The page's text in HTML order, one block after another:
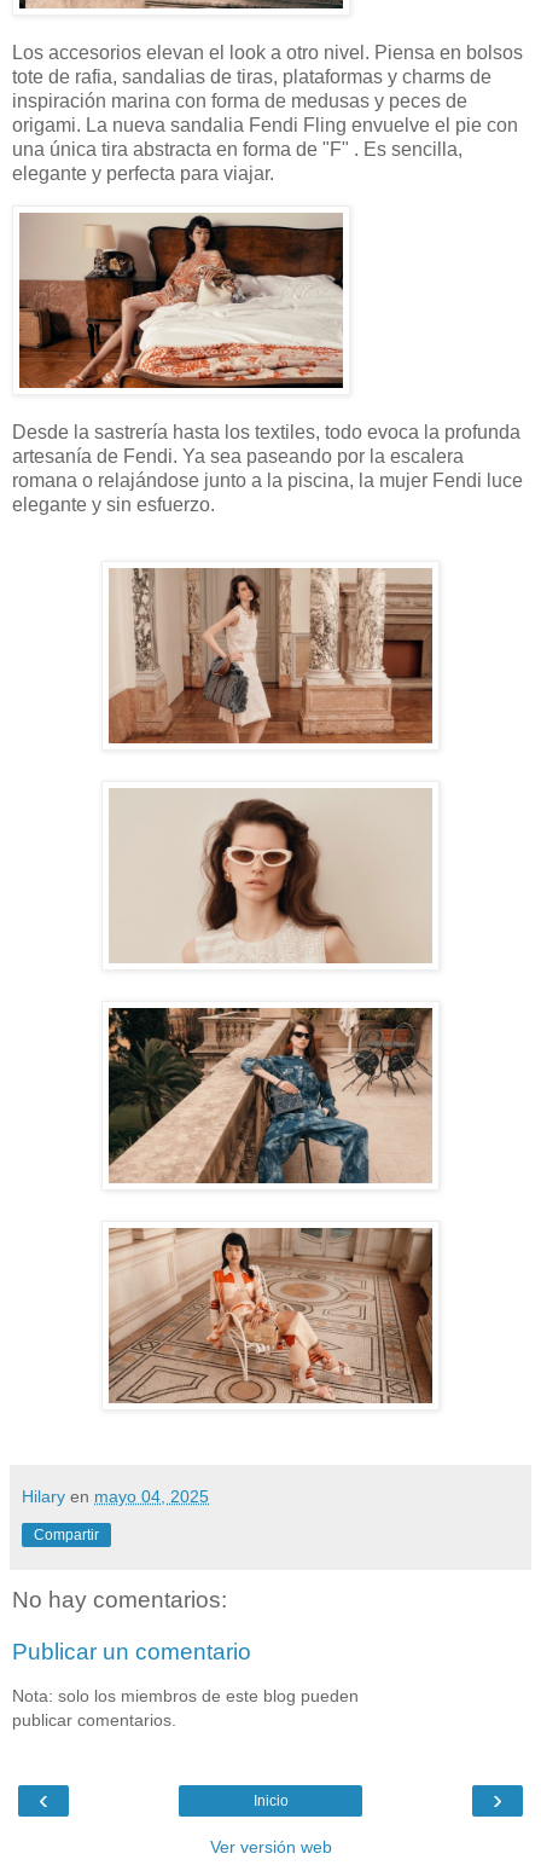
Los accesorios elevan el look a otro nivel. Piensa en bolsos
tote de rafia, sandalias de tiras, plataformas y charms de
inspiración marina con forma de medusas y peces de
origami. La nueva sandalia Fendi Fling envuelve el pie con
una única tira abstracta en forma de "F" . Es sencilla,
elegante y perfecta para viajar.
Desde la sastrería hasta los textiles, todo evoca la profunda
artesanía de Fendi. Ya sea paseando por la escalera
romana o relajándose junto a la piscina, la mujer Fendi luce
elegante y sin esfuerzo.
Hilary en mayo 04, 2025
Compartir
No hay comentarios:
Publicar un comentario
Nota: solo los miembros de este blog pueden
publicar comentarios.
‹ ›
Inicio
Ver versión web